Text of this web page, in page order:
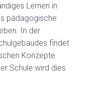
Lernen in
pädagogische
In der
findet
Konzepte
Schule wird dies